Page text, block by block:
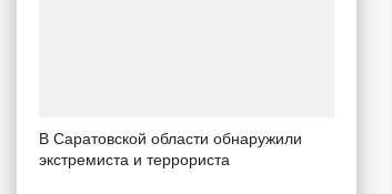
В Саратовской области обнаружили
экстремиста и террориста